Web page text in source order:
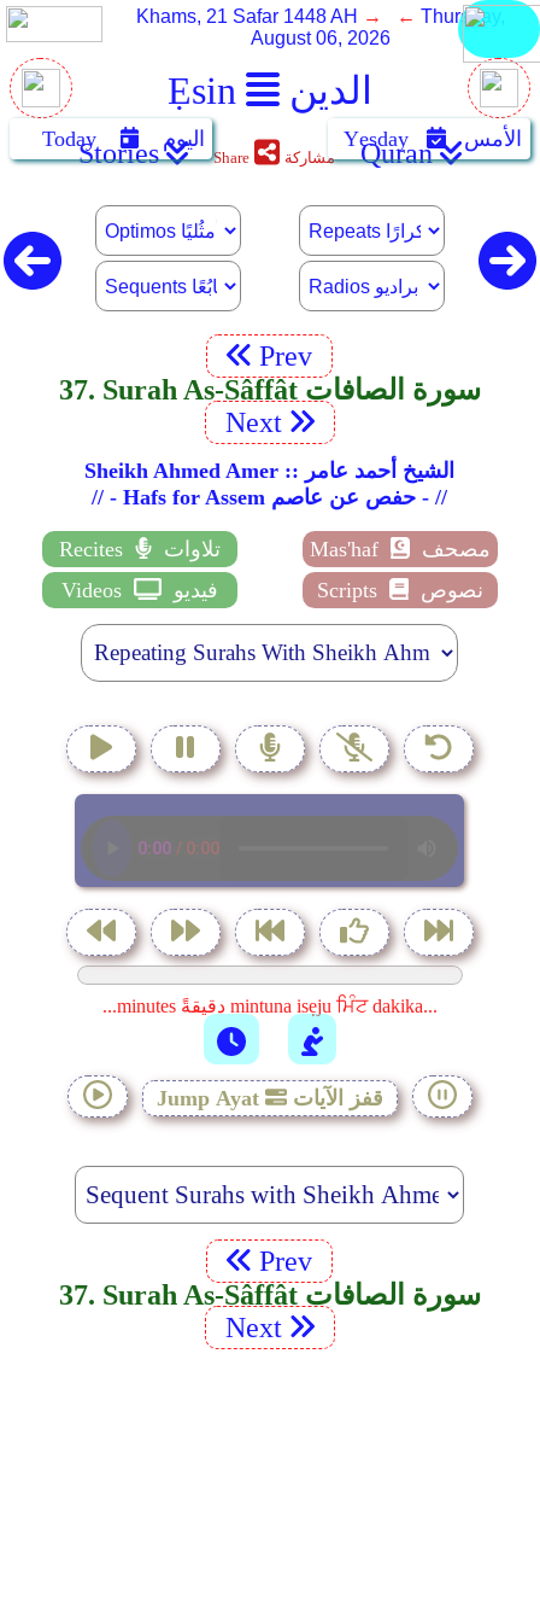
Ẹsin الدين
Khams, 21 Safar 1448 AH → ← Thursday,
August 06, 2026
Today اليوم Yẹsday الأمس Stories Share مشاركة Quran
Prev
37. Surah As-Sâffât سورة الصافات
Next
Sheikh Ahmed Amer :: الشيخ أحمد عامر
// - Hafs for Assem حفص عن عاصم - //
Recites تلاوات Mas'haf
مصحف
Videos
فيديو Scripts نصوص
...minutes دقيقةً mintuna isẹju ਮਿੰਟ dakika...
Jump Ayat قفز الآيات
Prev
37. Surah As-Sâffât سورة الصافات
Next